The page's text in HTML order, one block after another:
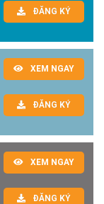
ĐĂNG KÝ
XEM NGAY
ĐĂNG KÝ
XEM NGAY
ĐĂNG KÝ